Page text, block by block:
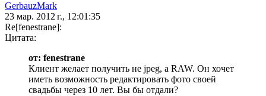
GerbauzMark
23 мар. 2012 г., 12:01:35
Re[fenestrane]:
Цитата:
от: fenestrane
Клиент желает получить не jpeg, а RAW. Он хочет
иметь возможность редактировать фото своей
свадьбы через 10 лет. Вы бы отдали?